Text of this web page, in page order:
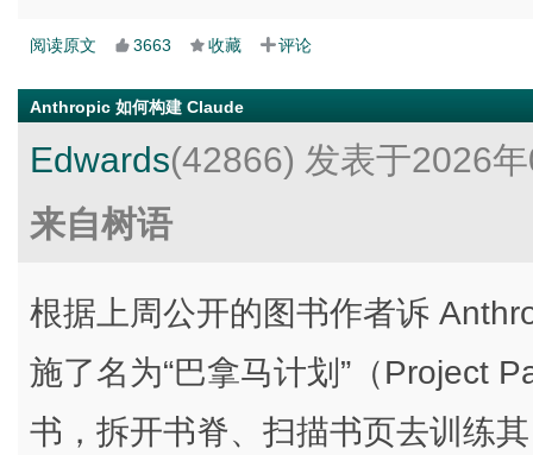
阅读原文 3663 收藏 评论
Anthropic 如何构建 Claude
Edwards(42866) 发表于2026
来自树语
根据上周公开的图书作者诉
施了名为“巴拿马计划”（Project
书，拆开书脊、扫描书页去训练